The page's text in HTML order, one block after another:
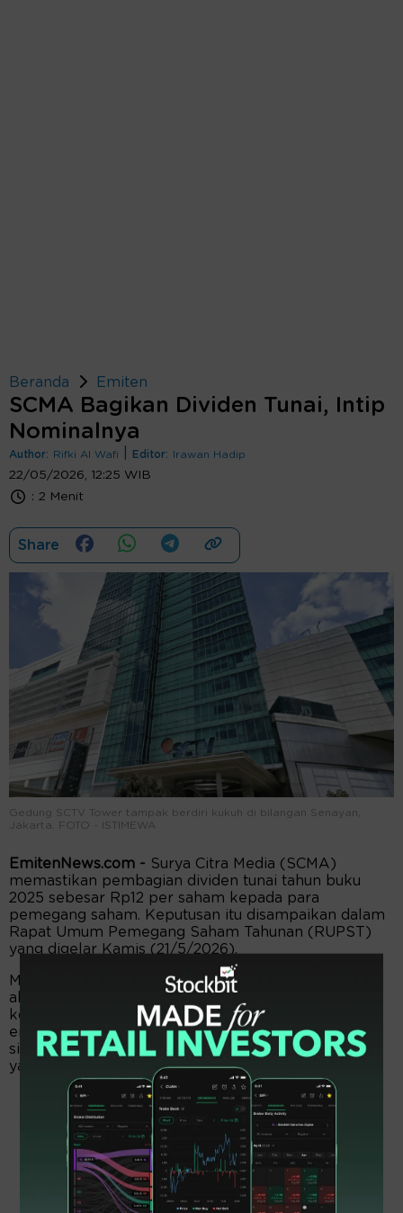
Beranda Emiten
SCMA Bagikan Dividen Tunai, Intip
Nominalnya
Author: Rifki Al Wafi Editor: Irawan Hadip
22/05/2026, 12:25 WIB
: 2 Menit
Share
Gedung SCTV Tower tampak berdiri kukuh di bilangan Senayan,
Jakarta. FOTO - ISTIMEWA
EmitenNews.com - Surya Citra Media (SCMA)
memastikan pembagian dividen tunai tahun buku
2025 sebesar Rp12 per saham kepada para
pemegang saham. Keputusan itu disampaikan dalam
Rapat Umum Pemegang Saham Tahunan (RUPST)
yang digelar Kamis (21/5/2026).
Manajemen SCMA mengatakan, pembagian dividen
akan diambil dari seluruh laba tahun berjalan
konsolidasi yang dapat diatribusikan kepada pemilik
entitas induk untuk tahun buku 2025. Sedangkan
sisanya akan dicatat sebagai laba ditahan perseroan
yang belum ditentukan penggunaannya.